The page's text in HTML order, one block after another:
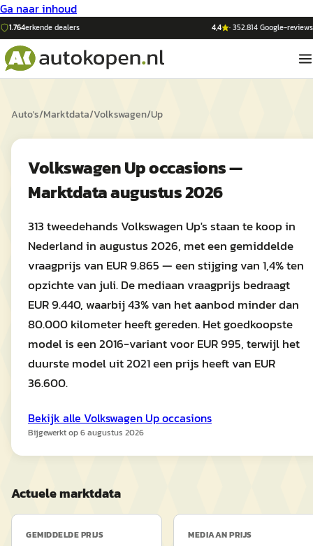
Ga naar inhoud
1.764erkende dealers 4,4 ·352.814Google-reviews
Auto's/Marktdata/Volkswagen/Up
Volkswagen Up occasions —
Marktdata augustus 2026
313 tweedehands Volkswagen Up's staan te koop in
Nederland in augustus 2026, met een gemiddelde
vraagprijs van EUR 9.865 — een stijging van 1,4% ten
opzichte van juli. De mediaan vraagprijs bedraagt
EUR 9.440, waarbij 43% van het aanbod minder dan
80.000 kilometer heeft gereden. Het goedkoopste
model is een 2016-variant voor EUR 995, terwijl het
duurste model uit 2021 een prijs heeft van EUR
36.600.
Bekijk alle Volkswagen Upoccasions
Bijgewerkt op6 augustus 2026
Actuele marktdata
GEMIDDELDE PRIJS MEDIAAN PRIJS